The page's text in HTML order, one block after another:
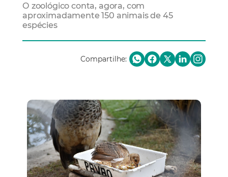
O zoológico conta, agora, com
aproximadamente 150 animais de 45
espécies
Compartilhe: